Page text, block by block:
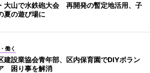
大山で水鉄砲大会 再開発の暫定地活用、子
夏の遊び場に
働く
建設業協会青年部、区内保育園でDIYボラン
困り事を解消